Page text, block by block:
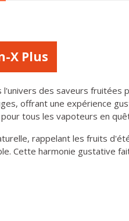
X Plus
des saveurs fruitées
offrant une expérience
tous les vapoteurs en
rappelant les fruits
harmonie gustative